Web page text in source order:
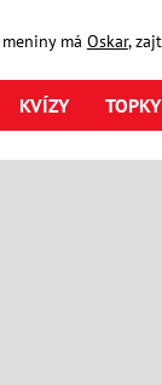
meniny má Oskar,
KVÍZY